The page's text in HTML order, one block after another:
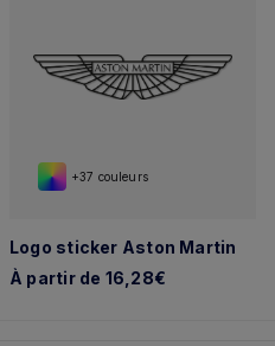
+37 couleurs
Logo sticker Aston Martin
À partir de 16,28€